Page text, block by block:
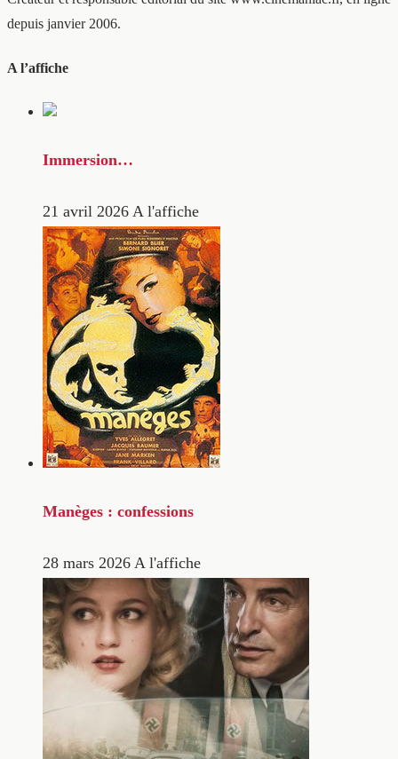
depuis janvier 2006.
A l’affiche
Immersion…
21 avril 2026 A l'affiche
Manèges : confessions
28 mars 2026 A l'affiche